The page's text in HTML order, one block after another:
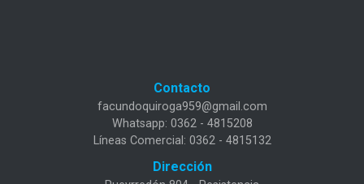
Contacto
facundoquiroga959@gmail.com
Whatsapp: 0362 - 4815208
Líneas Comercial: 0362 - 4815132
Dirección